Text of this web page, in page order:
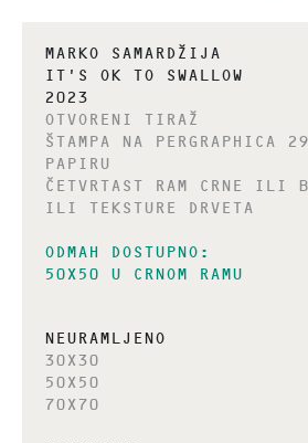
MARKO SAMARDŽIJA
IT’S OK TO SWALLOW
2023
OTVORENI TIRAŽ
ŠTAMPA NA PERGRAPHICA
PAPIRU
ČETVRTAST RAM CRNE ILI
ILI TEKSTURE DRVETA
ODMAH DOSTUPNO:
50X50 U CRNOM RAMU
NEURAMLJENO
30X30
50X50
70X70